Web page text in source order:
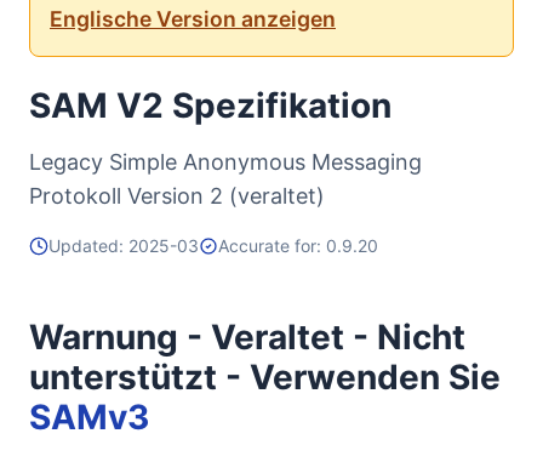
Englische Version anzeigen
SAM V2 Spezifikation
Legacy Simple Anonymous Messaging
Protokoll Version 2 (veraltet)
Updated: 2025-03 Accurate for: 0.9.20
Warnung - Veraltet - Nicht
unterstützt - Verwenden Sie
SAMv3